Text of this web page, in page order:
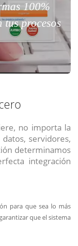
100%
tus procesos
no importa la
servidores,
determinamos
integración
para que sea lo más
que el sistema